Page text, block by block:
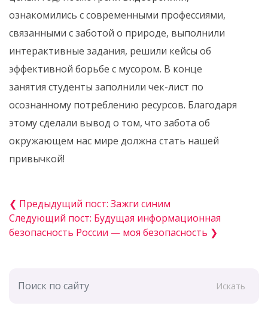
ознакомились с современными профессиями,
связанными с заботой о природе, выполнили
интерактивные задания, решили кейсы об
эффективной борьбе с мусором. В конце
занятия студенты заполнили чек-лист по
осознанному потреблению ресурсов. Благодаря
этому сделали вывод о том, что забота об
окружающем нас мире должна стать нашей
привычкой!
❮ Предыдущий пост: Зажги синим
Следующий пост: Будущая информационная
безопасность России — моя безопасность ❯
Искать